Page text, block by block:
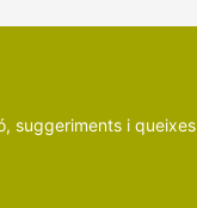
suggeriments i queixes